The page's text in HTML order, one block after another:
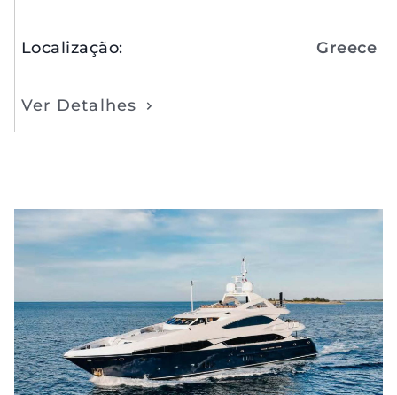
Localização: Greece
Ver Detalhes